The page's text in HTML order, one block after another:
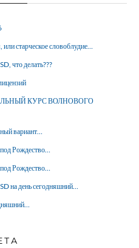
старческое словоблудие…
что делать???
КУРС ВОЛНОВОГО
вариант…
Рождество…
Рождество…
на день сегодняшний…